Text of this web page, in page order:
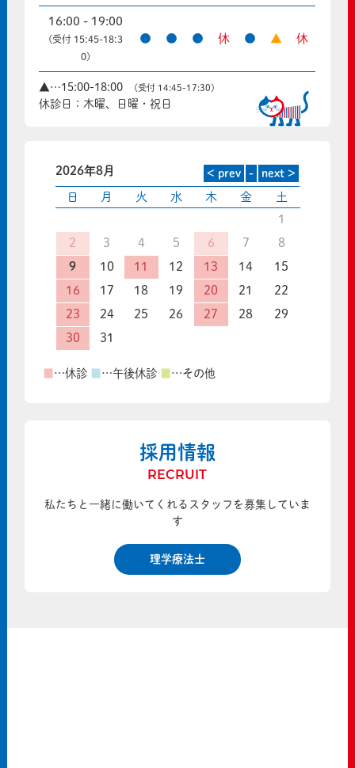
16:00 - 19:00
(受付 15:45-18:3
0)
● ● ● 休 ● ▲ 休
▲…15:00-18:00 (受付 14:45-17:30)
休診日：木曜、日曜・祝日
2026年8月
日 月 火 水 木 金
土
1
2
3 4 5 6 7
8
9
10 11 12 13 14
15
16
17 18 19 20 21
22
23
24 25 26 27 28
29
30
31
■ …休診 ■ …午後休診 ■…その他
採用情報
RECRUIT
私たちと一緒に働いてくれるスタッフを募集していま
す
理学療法士